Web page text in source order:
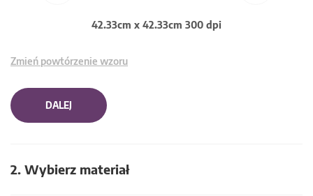
42.33cm x 42.33cm 300 dpi
Zmień powtórzenie wzoru
DALEJ
2. Wybierz materiał